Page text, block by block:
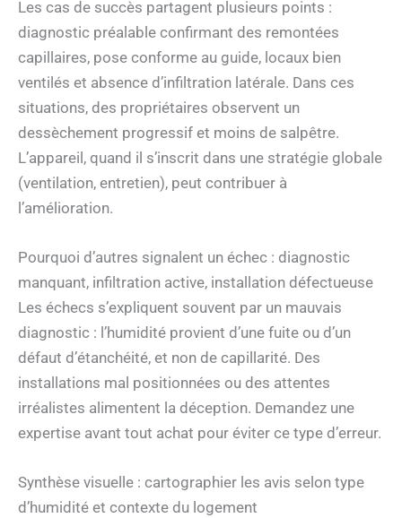
Les cas de succès partagent plusieurs points :
diagnostic préalable confirmant des remontées
capillaires, pose conforme au guide, locaux bien
ventilés et absence d’infiltration latérale. Dans ces
situations, des propriétaires observent un
dessèchement progressif et moins de salpêtre.
L’appareil, quand il s’inscrit dans une stratégie globale
(ventilation, entretien), peut contribuer à
l’amélioration.
Pourquoi d’autres signalent un échec : diagnostic
manquant, infiltration active, installation défectueuse
Les échecs s’expliquent souvent par un mauvais
diagnostic : l’humidité provient d’une fuite ou d’un
défaut d’étanchéité, et non de capillarité. Des
installations mal positionnées ou des attentes
irréalistes alimentent la déception. Demandez une
expertise avant tout achat pour éviter ce type d’erreur.
Synthèse visuelle : cartographier les avis selon type
d’humidité et contexte du logement